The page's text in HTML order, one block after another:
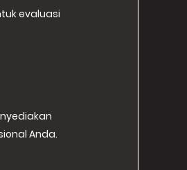
evaluasi
Anda.